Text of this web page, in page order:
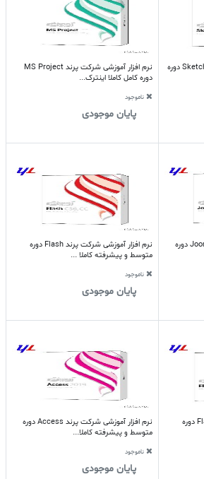
نرم افزار آموزشی شرکت پرند SketchUp دوره
نرم افزار آموزشی شرکت پرند MS Project
دوره کامل کاملا اینترک...
ناموجود
پایان موجودی
نرم افزار آموزشی شرکت پرند Joomla دوره
نرم افزار آموزشی شرکت پرند Flash دوره
متوسط و پیشرفته کاملا ...
ناموجود
پایان موجودی
نرم افزار آموزشی شرکت پرند Flash دوره
نرم افزار آموزشی شرکت پرند Access دوره
متوسط و پیشرفته کاملا...
ناموجود
پایان موجودی